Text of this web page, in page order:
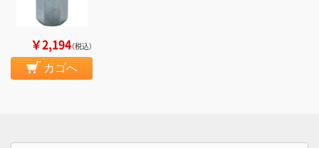
￥2,194（税込）
カゴへ